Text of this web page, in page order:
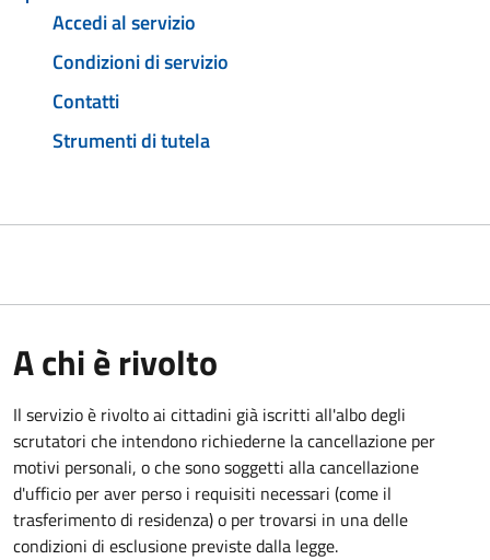
Accedi al servizio
Condizioni di servizio
Contatti
Strumenti di tutela
A chi è rivolto
Il servizio è rivolto ai cittadini già iscritti all'albo degli
scrutatori che intendono richiederne la cancellazione per
motivi personali, o che sono soggetti alla cancellazione
d'ufficio per aver perso i requisiti necessari (come il
trasferimento di residenza) o per trovarsi in una delle
condizioni di esclusione previste dalla legge.